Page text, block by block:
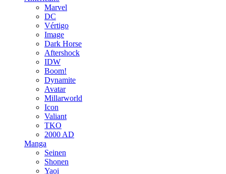
Marvel
DC
Vértigo
Image
Dark Horse
Aftershock
IDW
Boom!
Dynamite
Avatar
Millarworld
Icon
Valiant
TKO
2000 AD
Manga
Seinen
Shonen
Yaoi